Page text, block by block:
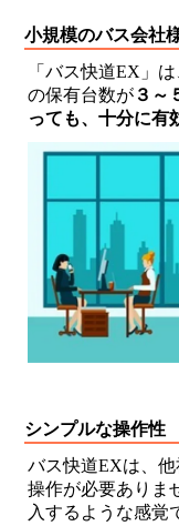
小規模のバス会社
「バス快道EX」
の保有台数が３～
っても、十分に有
シンプルな操作性
バス快道EXは、
操作が必要ありま
入するような感覚